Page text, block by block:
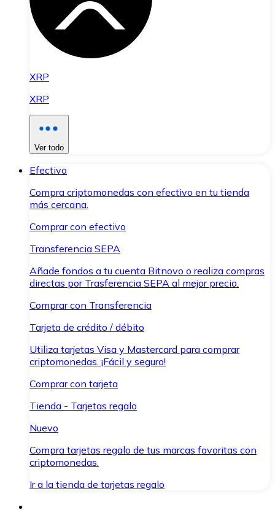
XRP
XRP
Ver todo
Efectivo
Compra criptomonedas con efectivo en tu tienda
más cercana.
Comprar con efectivo
Transferencia SEPA
Añade fondos a tu cuenta Bitnovo o realiza compras
directas por Trasferencia SEPA al mejor precio.
Comprar con Transferencia
Tarjeta de crédito / débito
Utiliza tarjetas Visa y Mastercard para comprar
criptomonedas. ¡Fácil y seguro!
Comprar con tarjeta
Tienda - Tarjetas regalo
Nuevo
Compra tarjetas regalo de tus marcas favoritas con
criptomonedas.
Ir a la tienda de tarjetas regalo